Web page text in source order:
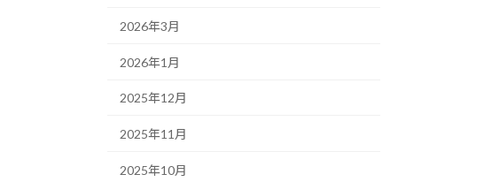
2026年3月
2026年1月
2025年12月
2025年11月
2025年10月